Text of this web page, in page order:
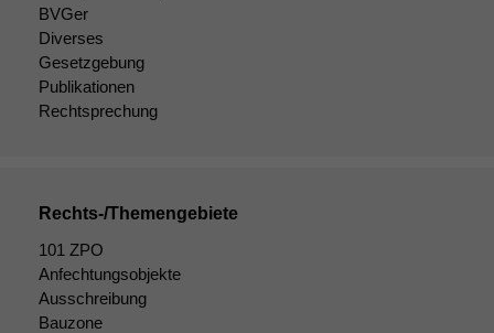
BVGer
Diverses
Gesetzgebung
Publikationen
Rechtsprechung
Rechts-/Themengebiete
101 ZPO
Anfechtungsobjekte
Ausschreibung
Bauzone